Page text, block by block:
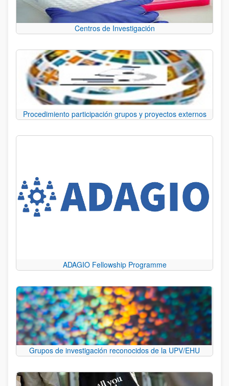
Centros de Investigación
Procedimiento participación grupos y proyectos externos
ADAGIO Fellowship Programme
Grupos de investigación reconocidos de la UPV/EHU